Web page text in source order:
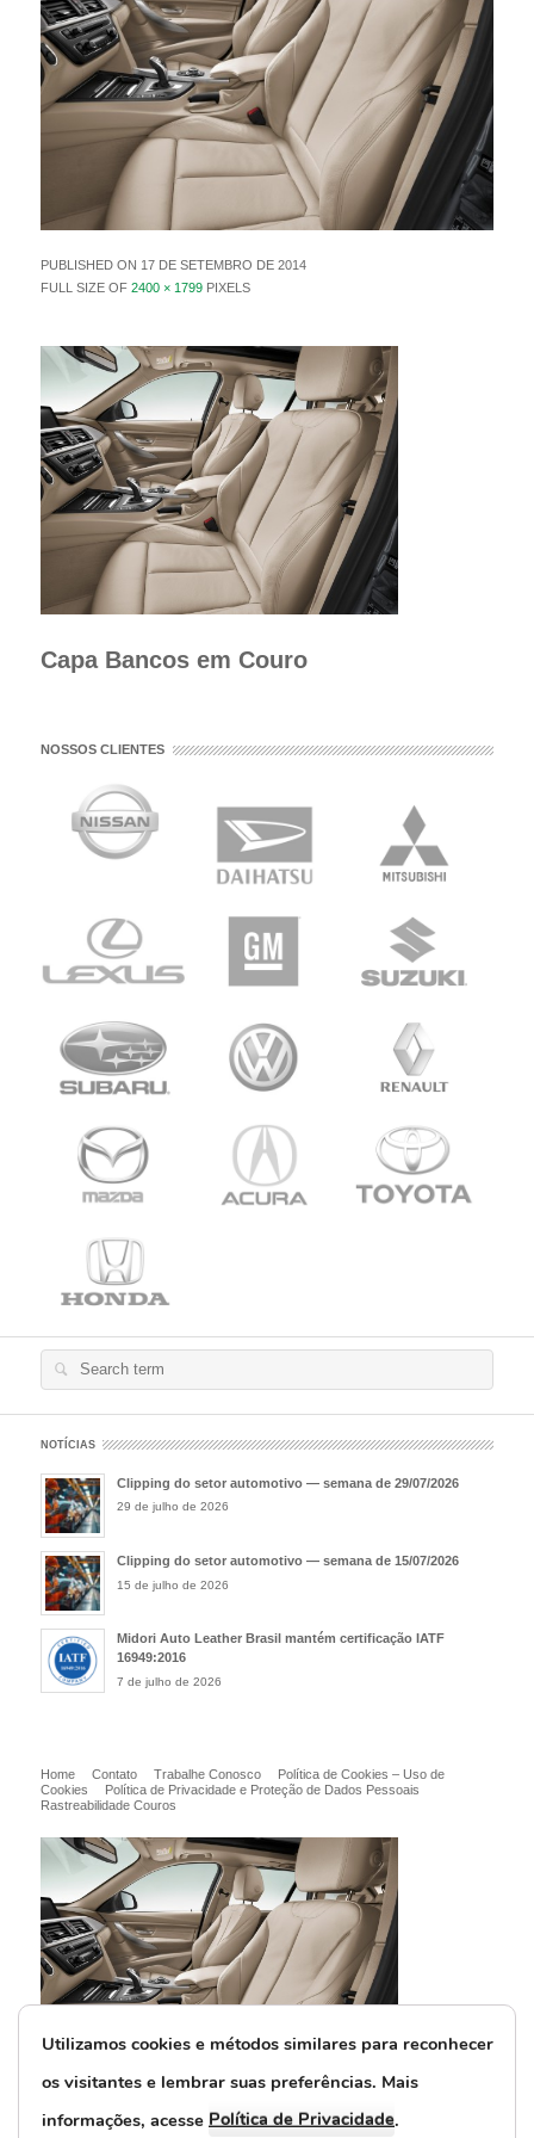
PUBLISHED ON 17 DE SETEMBRO DE 2014
FULL SIZE OF 2400 × 1799 PIXELS
Capa Bancos em Couro
NOSSOS CLIENTES
Search
NOTÍCIAS
Clipping do setor automotivo — semana de 29/07/2026
29 de julho de 2026
Clipping do setor automotivo — semana de 15/07/2026
15 de julho de 2026
Midori Auto Leather Brasil mantém certificação IATF
16949:2016
7 de julho de 2026
Home Contato Trabalhe Conosco
Política de Cookies – Uso de
Cookies
Política de Privacidade e Proteção de Dados Pessoais
Rastreabilidade Couros
© Midori Auto Leather Brasil Ltda.
Utilizamos cookies e métodos similares para reconhecer
os visitantes e lembrar suas preferências. Mais
informações, acesse Política de Privacidade.